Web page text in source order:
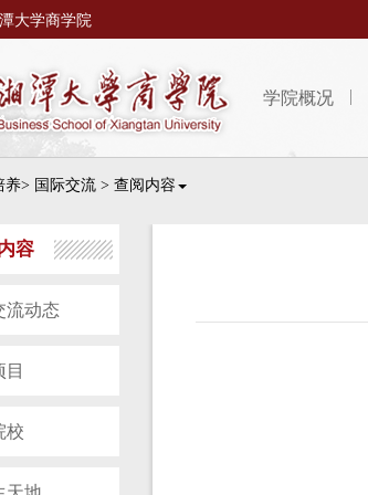
大学商学院
学院概况
养> 国际交流 > 查阅内容
容
流动态
目
校